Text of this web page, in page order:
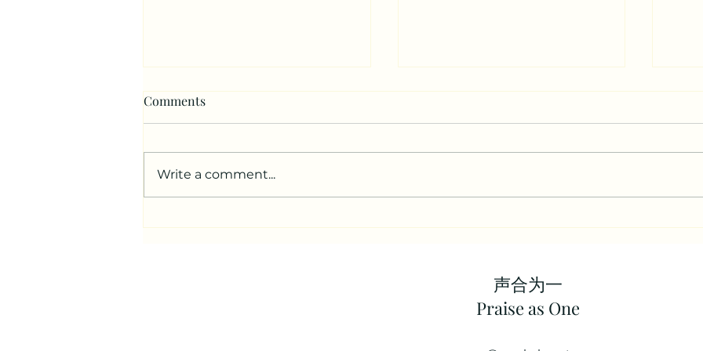
献上真诚的敬拜（玛拉基书1-
如精金闪耀（撒迦利亚书12-14
君
Comments
Write a comment...
声合为一
​Praise as One